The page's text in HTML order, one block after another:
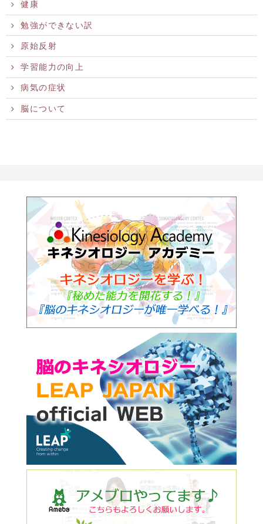
健康
勉強ができない訳
原始反射
学習能力の向上
病気の症状
脳について